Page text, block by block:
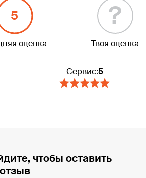
5
оценка
?
Твоя оценка
Сервис:5
чтобы оставить
отзыв